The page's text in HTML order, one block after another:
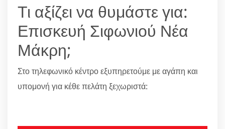
Τι αξίζει να θυμάστε για:
Επισκευή Σιφωνιού Νέα
Μάκρη;
Στο τηλεφωνικό κέντρο εξυπηρετούμε με αγάπη και
υπομονή για κέθε πελάτη ξεχωριστά: